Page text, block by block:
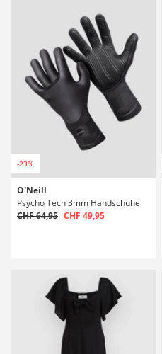
-23%
O'Neill
Psycho Tech 3mm Handschuhe
CHF 64,95 CHF 49,95